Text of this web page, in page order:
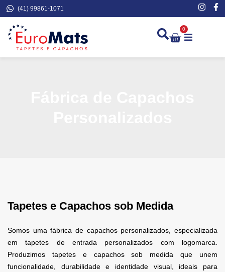
(41) 99861-1071
0
Tapetes e Capachos sob Medida
Somos uma fábrica de capachos personalizados, especializada
em tapetes de entrada personalizados com logomarca.
Produzimos tapetes e capachos sob medida que unem
funcionalidade, durabilidade e identidade visual, ideais para